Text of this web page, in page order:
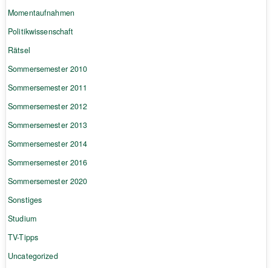
Momentaufnahmen
Politikwissenschaft
Rätsel
Sommersemester 2010
Sommersemester 2011
Sommersemester 2012
Sommersemester 2013
Sommersemester 2014
Sommersemester 2016
Sommersemester 2020
Sonstiges
Studium
TV-Tipps
Uncategorized